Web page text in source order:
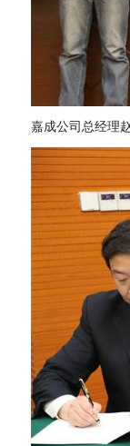
嘉成公司总经理